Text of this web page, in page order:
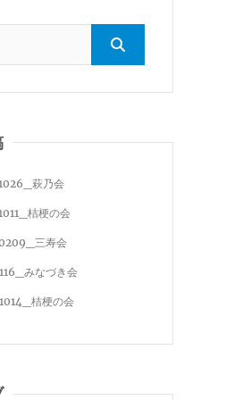
萩乃会
桔梗の会
三寿会
みなづき会
桔梗の会